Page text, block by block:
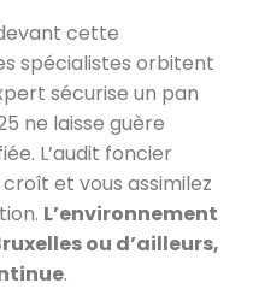
cette
spécialistes orbitent
sécurise un pan
ne laisse guère
L’audit foncier
et vous assimilez
L’environnement
ou d’ailleurs,
.